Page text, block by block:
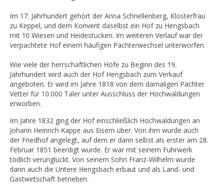
Im 17. Jahrhundert gehört der Anna Schnellenberg, Klosterfrau
zu Keppel, und dem Konvent daselbst ein Hof zu Hengsbach
mit 10 Wiesen und Heidestücken. Im weiteren Verlauf war der
verpachtete Hof einem häufigen Pächterwechsel unterworfen.
Wie viele der herrschaftlichen Höfe zu Beginn des 19.
Jahrhundert wird auch der Hof Hengsbach zum Verkauf
angeboten. Er wird im Jahre 1818 von dem damaligen Pächter
Vetter für 10.000 Taler unter Ausschluss der Hochwaldungen
erworben.
Im Jahre 1832 ging der Hof einschließlich Hochwaldungen an
Johann Heinrich Kappe aus Eisern über. Von ihm wurde auch
der Friedhof angelegt, auf dem er dann selbst als erster am 28.
Februar 1851 beerdigt wurde. Er war mit seinem Fuhrwerk
tödlich verunglückt. Von seinem Sohn Franz-Wilhelm wurde
dann auch die Untere Hengsbach erbaut und als Land- und
Gastwirtschaft betrieben.